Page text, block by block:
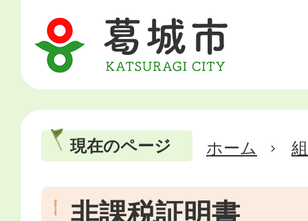
現在のページ ホーム
非課税証明書